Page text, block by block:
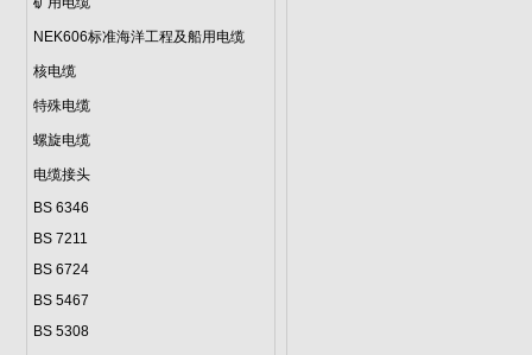
NEK606标准海洋工程及船用电缆
核电缆
特殊电缆
螺旋电缆
电缆接头
BS 6346
BS 7211
BS 6724
BS 5467
BS 5308